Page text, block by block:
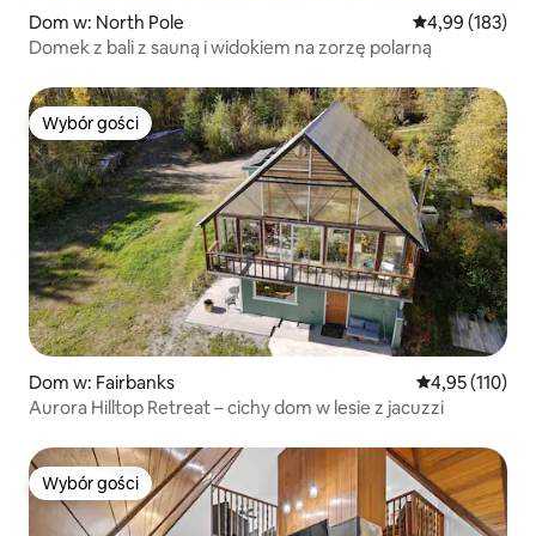
Dom w: North Pole Średnia
4,99 (183)
Domek z bali z sauną i widokiem na zorzę polarną
Wybór gości
Wybór gości
Dom w: Fairbanks Średnia
4,95 (110)
Aurora Hilltop Retreat – cichy dom w lesie z jacuzzi
Wybór gości
Wybór gości